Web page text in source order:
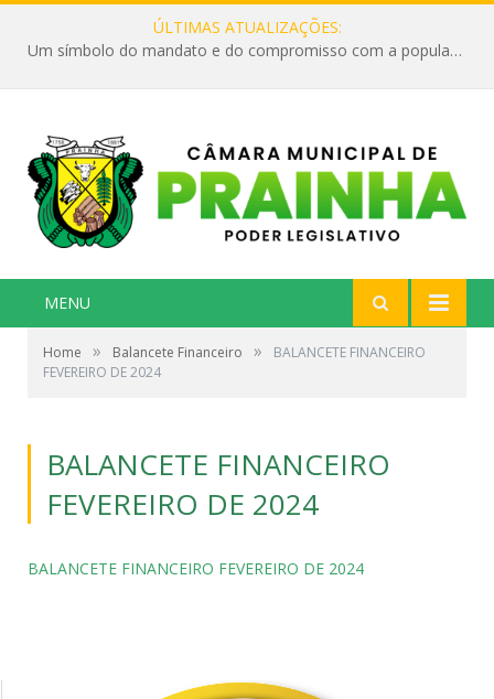
ÚLTIMAS ATUALIZAÇÕES:
Um símbolo do mandato e do compromisso com a população
MENU
Home » Balancete Financeiro »
BALANCETE FINANCEIRO
FEVEREIRO DE 2024
BALANCETE FINANCEIRO
FEVEREIRO DE 2024
BALANCETE FINANCEIRO FEVEREIRO DE 2024